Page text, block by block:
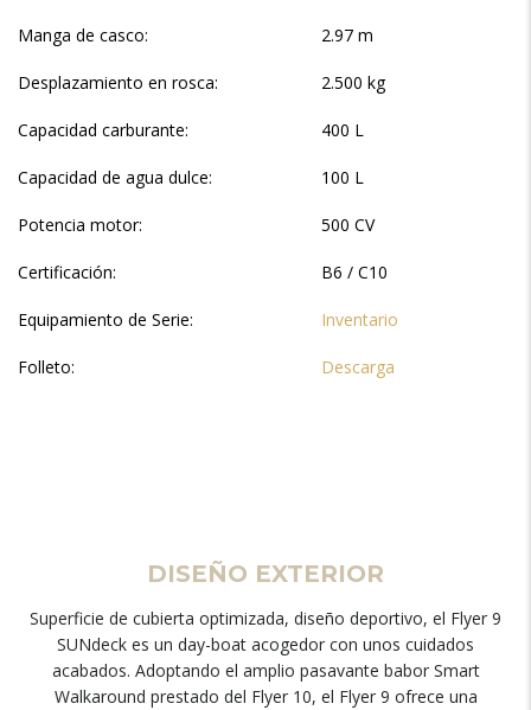
Manga de casco: 2.97 m
Desplazamiento en rosca: 2.500 kg
Capacidad carburante: 400 L
Capacidad de agua dulce: 100 L
Potencia motor: 500 CV
Certificación: B6 / C10
Equipamiento de Serie: Inventario
Folleto: Descarga
DISEÑO EXTERIOR
Superficie de cubierta optimizada, diseño deportivo, el Flyer 9
SUNdeck es un day-boat acogedor con unos cuidados
acabados. Adoptando el amplio pasavante babor Smart
Walkaround prestado del Flyer 10, el Flyer 9 ofrece una